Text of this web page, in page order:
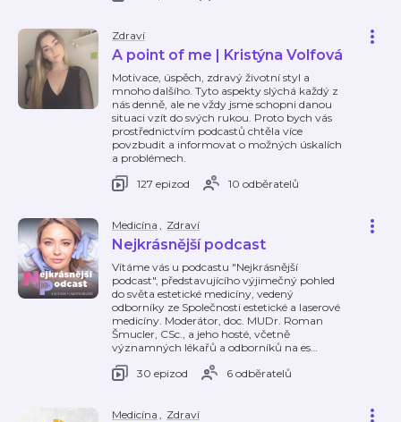
Zdraví
A point of me | Kristýna Volfová
Motivace, úspěch, zdravý životní styl a
mnoho dalšího. Tyto aspekty slýchá každý z
nás denně, ale ne vždy jsme schopni danou
situaci vzít do svých rukou. Proto bych vás
prostřednictvím podcastů chtěla více
povzbudit a informovat o možných úskalích
a problémech.
127 epizod
10 odběratelů
Medicína , Zdraví
Nejkrásnější podcast
Vítáme vás u podcastu "Nejkrásnější
podcast", představujícího výjimečný pohled
do světa estetické medicíny, vedený
odborníky ze Společnosti estetické a laserové
medicíny. Moderátor, doc. MUDr. Roman
Šmucler, CSc., a jeho hosté, včetně
významných lékařů a odborníků na es…
30 epizod
6 odběratelů
Medicína , Zdraví